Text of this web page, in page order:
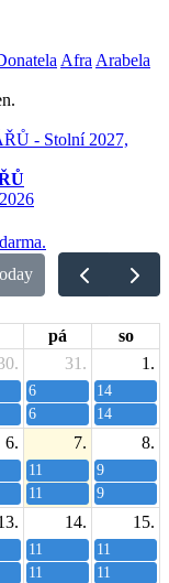
Afra Arabela
pá
so
31.
6
6
1.
14
14
6. 7.
11
11
8.
9
9
14.
11
11
15.
11
11